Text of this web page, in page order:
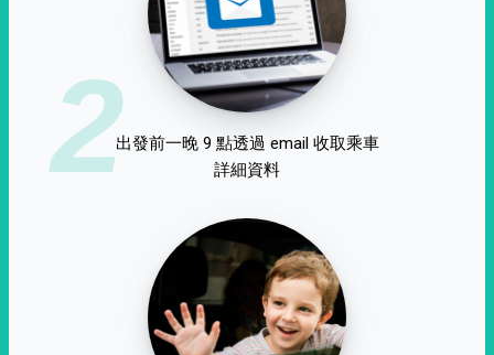
2出發前一晚 9 點透過 email 收取乘車
詳細資料